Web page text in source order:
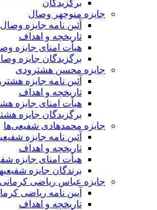
برگزیدگان
جایزه منوچهر وصال
آئین نامه جایزه وصال
تاریخچه و اهداف
هیأت امنای جایزه
برگزیدگان جایزه
جایزه محسن هشترودی
آئین نامه جایزه
تاریخچه و اهداف
هیأت امنای جایزه
برگزیدگان جایزه
جایزه محمدهادی شفیعی‌ها
آئین نامه جایزه
تاریخچه و اهداف
هیأت امنای جایزه
برندگان جایزه
جایزه عباس ریاضی کرمانی
آیین نامه ریاضی
تاریخچه و اهداف